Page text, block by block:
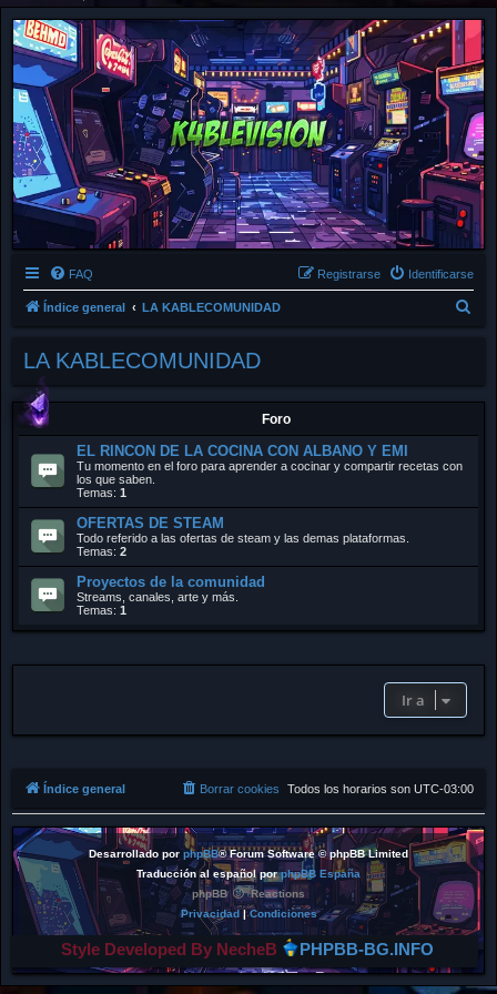
FAQ Identificarse
Registrarse
Índice general LA KABLECOMUNIDAD
c
r
LA KABLECOMUNIDAD
Foro
EL RINCON DE LA COCINA CON ALBANO Y EMI
Tu momento en el foro para aprender a cocinar y compartir recetas con
los que saben.
Temas: 1
OFERTAS DE STEAM
Todo referido a las ofertas de steam y las demas plataformas.
Temas: 2
Proyectos de la comunidad
Streams, canales, arte y más.
Temas: 1
Ir a
Índice general Todos los horarios son UTC-03:00
Borrar cookies
Desarrollado porphpBB® Forum Software © phpBB Limited
Traducción al español porphpBB España
phpBB
Reactions
Privacidad|Condiciones
Style Developed By NecheB PHPBB-BG.INFO